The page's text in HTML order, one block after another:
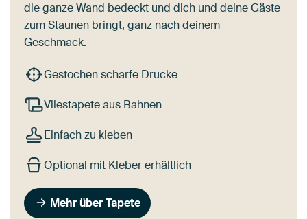
die ganze Wand bedeckt und dich und deine Gäste
zum Staunen bringt, ganz nach deinem
Geschmack.
Gestochen scharfe Drucke
Vliestapete aus Bahnen
Einfach zu kleben
Optional mit Kleber erhältlich
Mehr über Tapete